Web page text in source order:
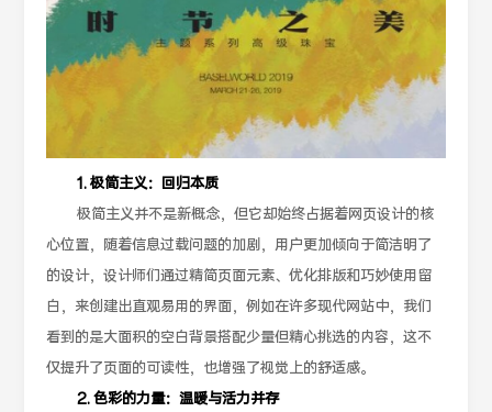
1. 极简主义：回归本质
极简主义并不是新概念，但它却始终占据着网页设计的核
心位置，随着信息过载问题的加剧，用户更加倾向于简洁明了
的设计，设计师们通过精简页面元素、优化排版和巧妙使用留
白，来创建出直观易用的界面，例如在许多现代网站中，我们
看到的是大面积的空白背景搭配少量但精心挑选的内容，这不
仅提升了页面的可读性，也增强了视觉上的舒适感。
2. 色彩的力量：温暖与活力并存